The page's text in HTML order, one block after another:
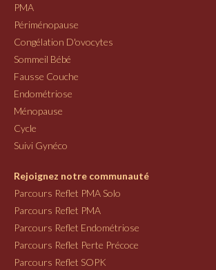
PMA
Périménopause
Congélation D'ovocytes
Sommeil Bébé
Fausse Couche
Endométriose
Ménopause
Cycle
Suivi Gynéco
Rejoignez notre communauté
Parcours Reflet PMA Solo
Parcours Reflet PMA
Parcours Reflet Endométriose
Parcours Reflet Perte Précoce
Parcours Reflet SOPK